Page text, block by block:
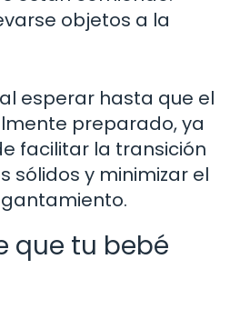
objetos a la
esperar hasta que el
preparado, ya
facilitar la transición
sólidos y minimizar el
que tu bebé